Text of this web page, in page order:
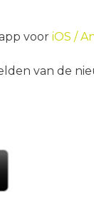
voor iOS /
van de